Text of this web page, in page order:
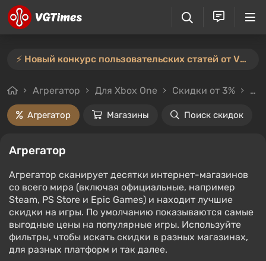
⚡️ Новый конкурс пользовательских статей от VGTimes — участвуйте тут ⚡️
Агрегатор Для Xbox One Скидки от 3%
Агрегатор Магазины Поиск скидок
Агрегатор
Агрегатор сканирует десятки интернет-магазинов
со всего мира (включая официальные, например
Steam, PS Store и Epic Games) и находит лучшие
скидки на игры. По умолчанию показываются самые
выгодные цены на популярные игры. Используйте
фильтры, чтобы искать скидки в разных магазинах,
для разных платформ и так далее.